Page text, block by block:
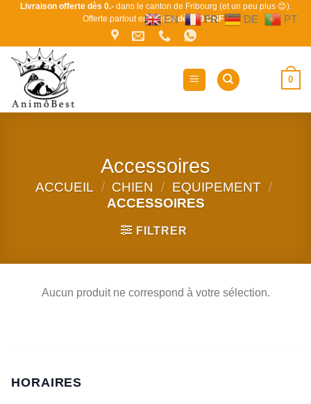
PasserLivraison offerte dès 0.-dans le canton de Fribourg (et un peu plus 😊).
Offerte partout en Suissedès 80 CHF !
0
Accessoires
ACCUEIL / CHIEN / EQUIPEMENT /
ACCESSOIRES
FILTRER
Aucun produit ne correspond à votre sélection.
HORAIRES
EN FR DE PT